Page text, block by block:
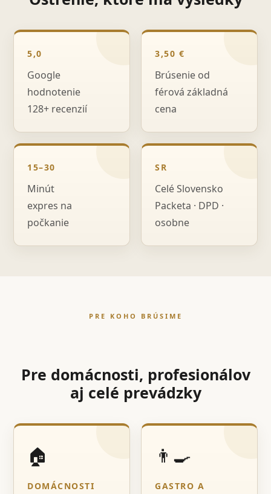
5,0
Google
hodnotenie
128+ recenzií
3,50 €
Brúsenie od
férová základná
cena
15–30
Minút
expres na
počkanie
SR
Celé Slovensko
Packeta · DPD ·
osobne
PRE KOHO BRÚSIME
Pre domácnosti, profesionálov
aj celé prevádzky
🏠
DOMÁCNOSTI
👨‍🍳
GASTRO A